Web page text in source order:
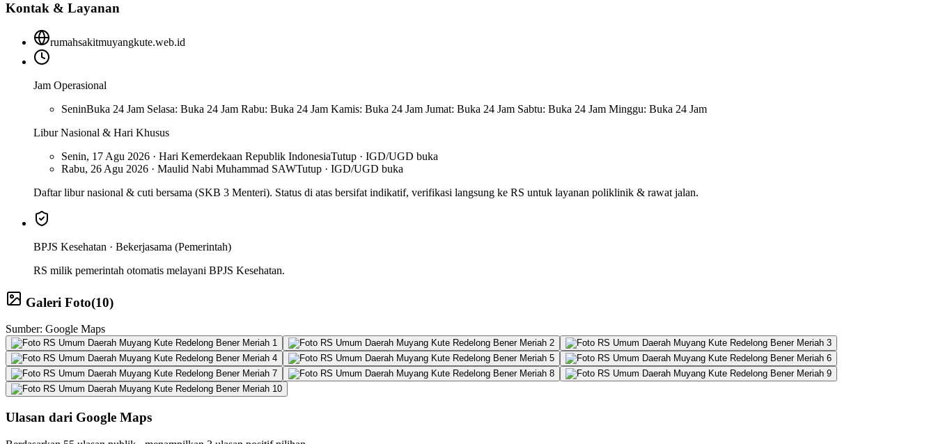
Kontak & Layanan
rumahsakitmuyangkute.web.id
Jam Operasional
SeninBuka 24 Jam Selasa: Buka 24 Jam Rabu: Buka 24 Jam Kamis: Buka 24 Jam Jumat: Buka 24 Jam Sabtu: Buka 24 Jam Minggu: Buka 24 Jam
Libur Nasional & Hari Khusus
Senin, 17 Agu 2026 · Hari Kemerdekaan Republik IndonesiaTutup · IGD/UGD buka
Rabu, 26 Agu 2026 · Maulid Nabi Muhammad SAWTutup · IGD/UGD buka
Daftar libur nasional & cuti bersama (SKB 3 Menteri). Status di atas bersifat indikatif, verifikasi langsung ke RS untuk layanan poliklinik & rawat jalan.
BPJS Kesehatan · Bekerjasama (Pemerintah)
RS milik pemerintah otomatis melayani BPJS Kesehatan.
Galeri Foto(10)
Sumber: Google Maps
Ulasan dari Google Maps